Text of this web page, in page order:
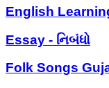
English
Essay - નિબંધો
Folk Songs